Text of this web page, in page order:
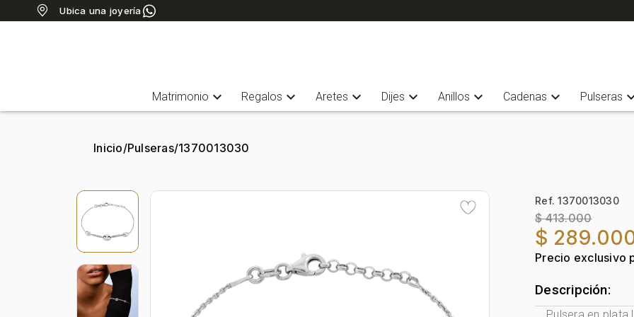
Ubica una joyería
Matrimonio expand_more Regalos expand_more Aretes expand_more Dijes expand_more Anillos expand_more Cadenas expand_more Pulseras
Inicio/Pulseras/1370013030
Ref. 1370013030
$ 413.000
$
Precio exclusivo
Descripción: